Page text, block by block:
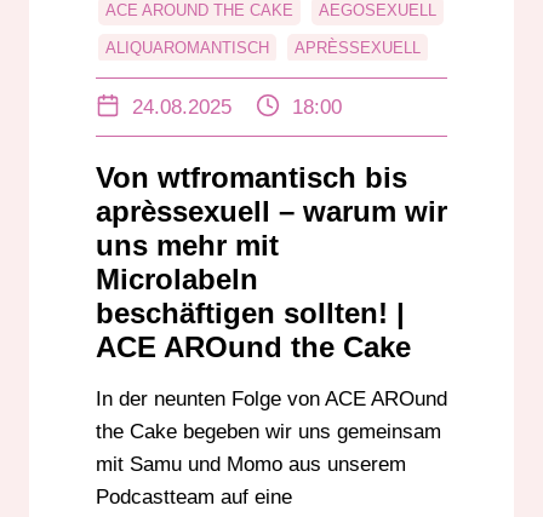
ACE AROUND THE CAKE AEGOSEXUELL
ALIQUAROMANTISCH APRÈSSEXUELL
24.08.2025 18:00
Von wtfromantisch bis
aprèssexuell – warum wir
uns mehr mit
Microlabeln
beschäftigen sollten! |
ACE AROund the Cake
In der neunten Folge von ACE AROund
the Cake begeben wir uns gemeinsam
mit Samu und Momo aus unserem
Podcastteam auf eine